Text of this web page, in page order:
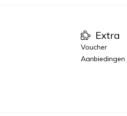
Extra
Voucher
Aanbiedingen